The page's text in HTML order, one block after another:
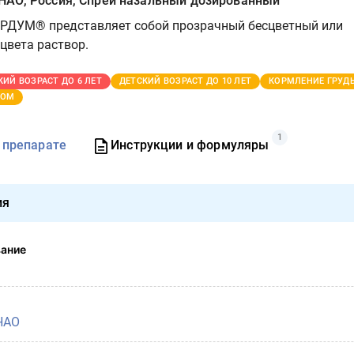
представляет собой прозрачный бесцветный или
раствор.
ВОЗРАСТ ДО 6 ЛЕТ ДЕТСКИЙ ВОЗРАСТ ДО 10 ЛЕТ
КОРМЛЕНИЕ
Инструкции и формуляры
1